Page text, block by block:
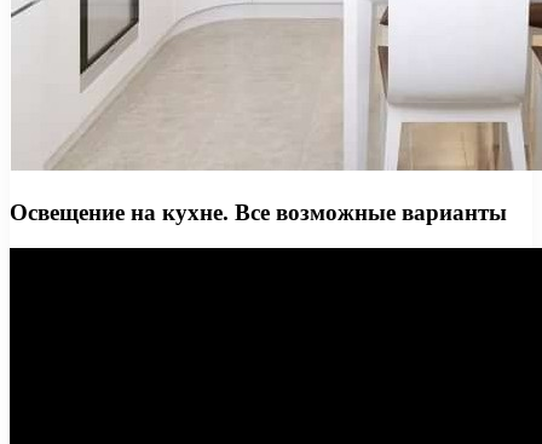
Освещение на кухне. Все возможные варианты